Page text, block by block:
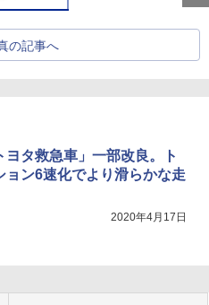
の記事へ
ヨタ救急車」一部改良。ト
ョン6速化でより滑らかな走
2020年4月17日